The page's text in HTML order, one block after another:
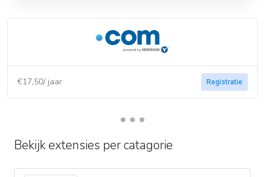
€17,50/ jaar Registratie
Bekijk extensies per catagorie